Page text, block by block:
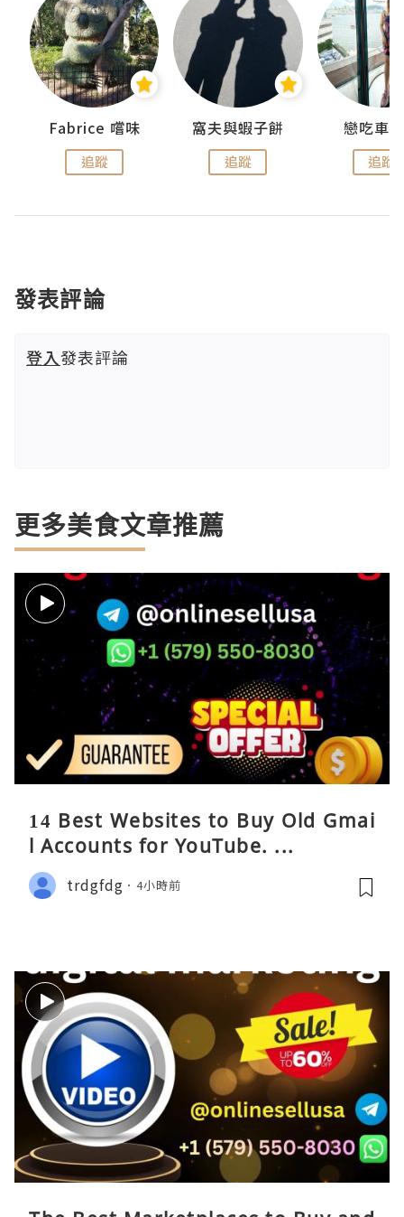
Fabrice 嚐味
追蹤
窩夫與蝦子餅
追蹤
戀吃車
追蹤
發表評論
登入發表評論
更多美食文章推薦
14 Best Websites to Buy Old Gmai
l Accounts for YouTube. ...
trdgfdg 4小時前